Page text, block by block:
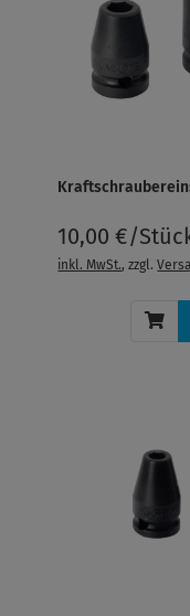
10,00 €/
inkl. MwSt., zzgl.